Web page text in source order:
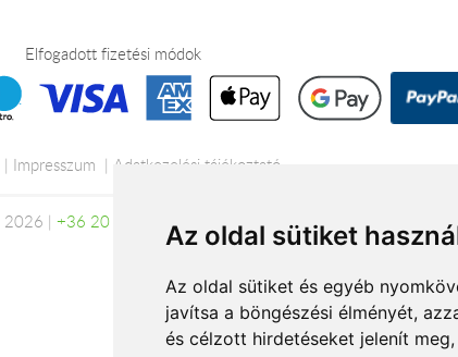
Az oldal sütiket
Az oldal sütiket és egyéb
javítsa a böngészési élményét,
és célzott hirdetéseket jelenít
Elfogadott fizetési módok
Impresszum Adatkezelési tájékoztató
2026 | +36 20 488-8362 | www.viragkuldeskulfoldre.hu